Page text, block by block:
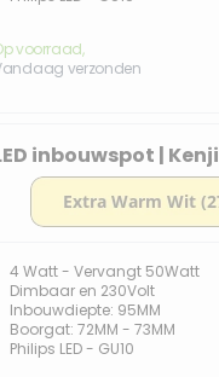
voorraad,
verzonden
inbouwspot | Kenji
4 Watt - Vervangt 50Watt
Dimbaar en 230Volt
Inbouwdiepte: 95MM
Boorgat: 72MM - 73MM
Philips LED - GU10